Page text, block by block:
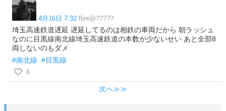
4月16日 7:32 flint@?????
埼玉高速鉄道遅延 遅延してるのは相鉄の車両だから 朝ラッシュ
なのに目黒線南北線埼玉高速鉄道の本数が少ないせい あと全部8
両しないのもダメ
#南北線 #目黒線
6
次へ≫≫